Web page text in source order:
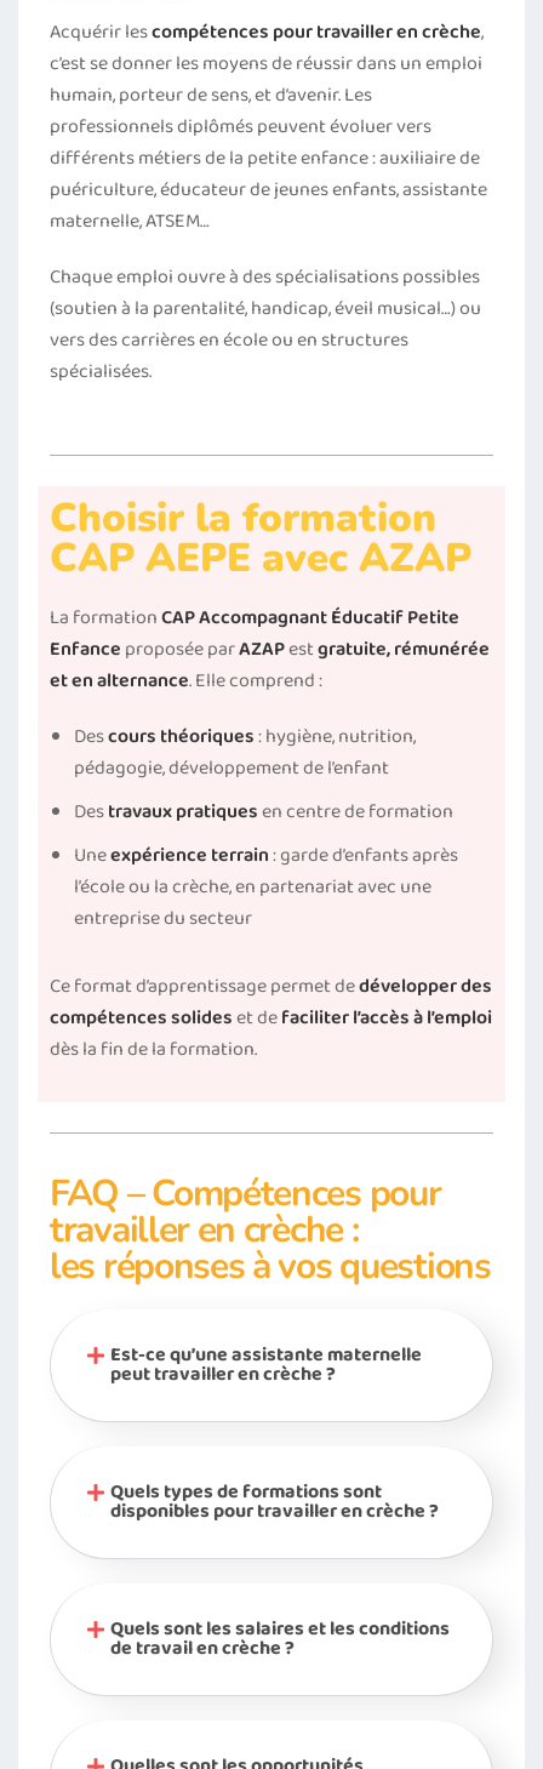
Acquérir lescompétences pour travailler en crèche,
c’est se donner les moyens de réussir dans un emploi
humain, porteur de sens, et d’avenir. Les
professionnels diplômés peuvent évoluer vers
différents métiers de la petite enfance : auxiliaire de
puériculture, éducateur de jeunes enfants, assistante
maternelle, ATSEM…
Chaque emploi ouvre à des spécialisations possibles
(soutien à la parentalité, handicap, éveil musical…) ou
vers des carrières en école ou en structures
spécialisées.
Choisir la formation
CAP AEPE avec AZAP
La formationCAP Accompagnant Éducatif Petite
Enfance proposée parAZAPestgratuite, rémunérée
et en alternance. Elle comprend :
Descours théoriques: hygiène, nutrition,
pédagogie, développement de l’enfant
Destravaux pratiquesen centre de formation
Uneexpérience terrain: garde d’enfants après
l’école ou la crèche, en partenariat avec une
entreprise du secteur
Ce format d’apprentissage permet dedévelopper des
compétences solideset defaciliter l’accès à l’emploi
dès la fin de la formation.
FAQ – Compétences pour
travailler en crèche :
les réponses à vos questions
Est-ce qu’une assistante maternelle
peut travailler en crèche ?
Quels types de formations sont
disponibles pour travailler en crèche ?
Quels sont les salaires et les conditions
de travail en crèche ?